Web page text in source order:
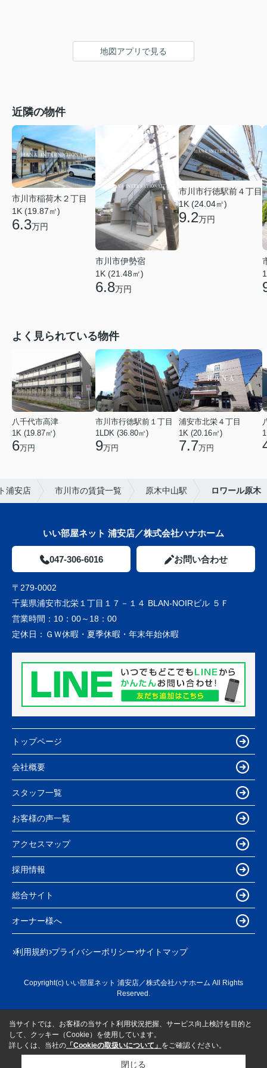
地図アプリで見る
近隣の物件
市川市稲荷木２丁目
1K (19.87㎡)
6.3万円
市川市伊勢宿
1K (21.48㎡)
6.8万円
市川市行徳駅前４丁目
1K (24.04㎡)
9.2万円
よく見られている物件
八千代市高津
1K (19.87㎡)
6万円
市川市行徳駅前１丁目
1LDK (36.80㎡)
9万円
浦安市北栄４丁目
1K (20.16㎡)
7.7万円
浦安店 市川市の賃貸一覧 原木中山駅 ロワール原木
いい部屋ネット 浦安店／株式会社ハナホーム
047-306-6016 お問い合わせ
〒279-0002
千葉県浦安市北栄１丁目１７－１４ BLAN-NOIRビル ５Ｆ
営業時間： 10：00～18：00
定休日： ＧＷ休暇・夏季休暇・年末年始休暇
トップページ
会社概要
スタッフ一覧
お客様の声一覧
アクセスマップ
採用情報
総合サイト
オーナー様へ
利用規約 プライバシーポリシー サイトマップ
Copyright(c) いい部屋ネット 浦安店／株式会社ハナホーム All Rights
Reserved.
当サイトでは、お客様の当サイト利用状況把握、サービス向上検討を目的と
して、クッキー（Cookie）を使用しています。
詳しくは、当社の 「Cookieの取扱いについて」 をご確認ください。
閉じる